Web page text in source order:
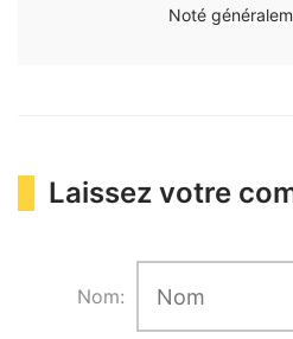
Noté
Laissez votre
Nom: